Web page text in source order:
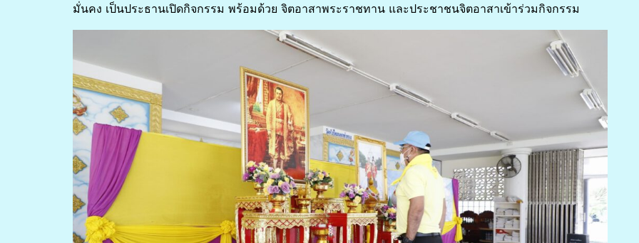
มั่นคง เป็นประธานเปิดกิจกรรม พร้อมด้วย จิตอาสาพระราชทาน และประชาชนจิตอาสาเข้าร่วมกิจกรรม